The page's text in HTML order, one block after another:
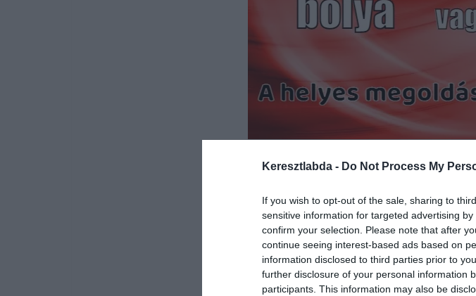
Keresztlabda - Do Not Process My
If you wish to opt-out of the sale, sharing to
sensitive information for targeted advertising
confirm your selection. Please note that after
continue seeing interest-based ads based on
information disclosed to third parties prior to
further disclosure of your personal information
participants. This information may also be